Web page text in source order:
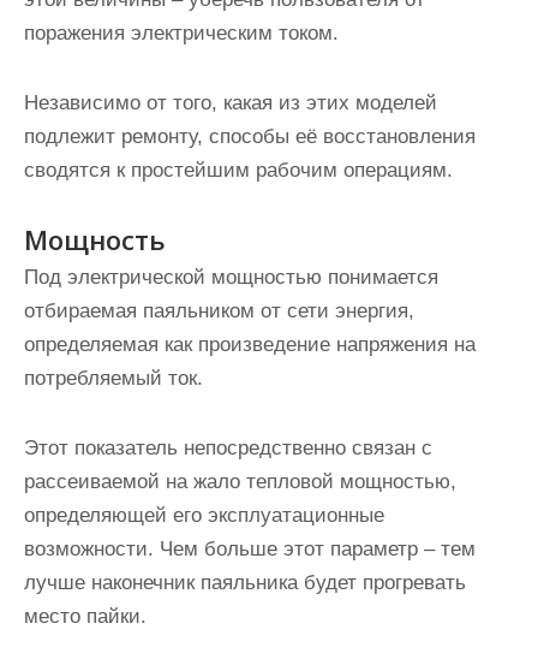
поражения электрическим током.
Независимо от того, какая из этих моделей
подлежит ремонту, способы её восстановления
сводятся к простейшим рабочим операциям.
Мощность
Под электрической мощностью понимается
отбираемая паяльником от сети энергия,
определяемая как произведение напряжения на
потребляемый ток.
Этот показатель непосредственно связан с
рассеиваемой на жало тепловой мощностью,
определяющей его эксплуатационные
возможности. Чем больше этот параметр – тем
лучше наконечник паяльника будет прогревать
место пайки.